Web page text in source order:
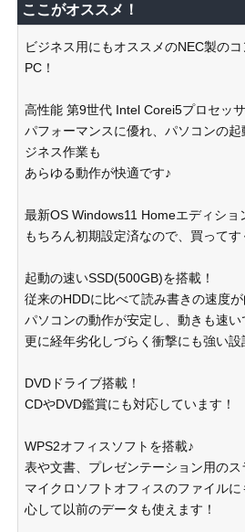
ここがオススメ！
ビジネス用にもオススメのNEC製の
PC！
高性能 第9世代 Intel Corei5プロセッ
パフォーマンスに優れ、パソコンの
ジネス作業も
あらゆる動作が快適です♪
最新OS Windows11 Homeエディショ
もちろん初期設定済なので、買ってす
起動の速いSSD(500GB)を搭載！
従来のHDDに比べて読み書きの速度
パソコンの動作が安定し、動きも速い
更に経年劣化しづらく衝撃にも強い設
DVDドライブ搭載！
CDやDVD鑑賞にも対応しています！
WPS2オフィスソフトを搭載♪
表や文書、プレゼンテーション用のス
マイクロソフトオフィスのファイル
心して以前のデータも使えます！